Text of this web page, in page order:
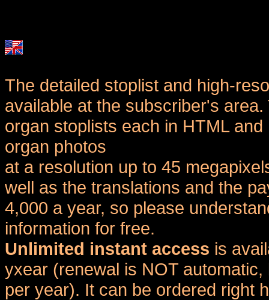
The detailed stoplist and high-
available at the subscriber's
organ stoplists each in HTML
organ photos
at a resolution up to 45
well as the translations and the
4,000 a year, so please
information for free.
Unlimited instant access is
yxear (renewal is NOT
per year). It can be ordered right